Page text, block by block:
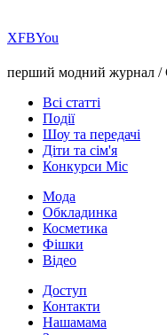
ХFBYou
перший модний журнал /
Всі статті
Події
Шоу та передачі
Діти та сім'я
Конкурси Міс
Мода
Обкладинка
Косметика
Фішки
Відео
Доступ
Контакти
Нашамама